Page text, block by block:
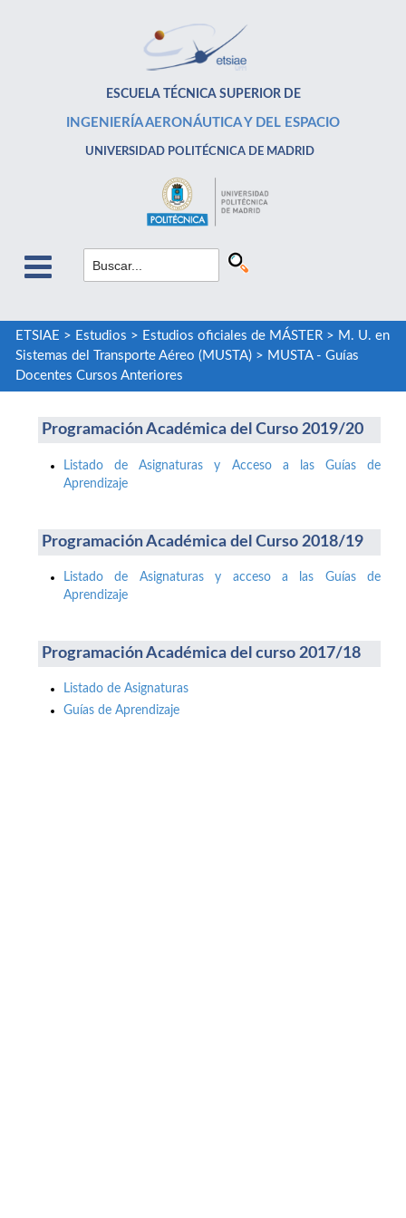
ESCUELA TÉCNICA SUPERIOR DE
INGENIERÍA AERONÁUTICA Y DEL ESPACIO
UNIVERSIDAD POLITÉCNICA DE MADRID
ETSIAE > Estudios > Estudios oficiales de MÁSTER> M. U. en
Sistemas del Transporte Aéreo (MUSTA)> MUSTA - Guías
Docentes Cursos Anteriores
Programación Académica del Curso 2019/20
Listado de Asignaturas y Acceso a las Guías de
Aprendizaje
Programación Académica del Curso 2018/19
Listado de Asignaturas y acceso a las Guías de
Aprendizaje
Programación Académica del curso 2017/18
Listado de Asignaturas
Guías de Aprendizaje